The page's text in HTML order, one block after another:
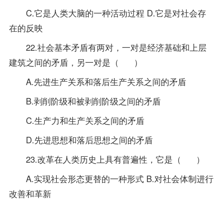
C.它是人类大脑的一种活动过程 D.它是对社会存
在的反映
22.社会基本矛盾有两对，一对是经济基础和上层
建筑之间的矛盾，另一对是（ ）
A.先进生产关系和落后生产关系之间的矛盾
B.剥削阶级和被剥削阶级之间的矛盾
C.生产力和生产关系之间的矛盾
D.先进思想和落后思想之间的矛盾
23.改革在人类历史上具有普遍性，它是（ ）
A.实现社会形态更替的一种形式 B.对社会体制进行
改善和革新